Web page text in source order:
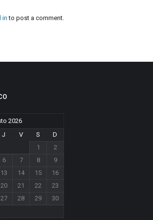
into post a comment.
2026
J V S
D
1
2
6 7 8
9
13 14 15
16
20 21 22
23
27 28 29
30